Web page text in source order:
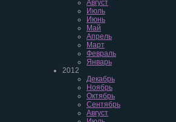
Август
Июль
Июнь
Май
Апрель
Март
Февраль
Январь
2012
Декабрь
Ноябрь
Октябрь
Сентябрь
Август